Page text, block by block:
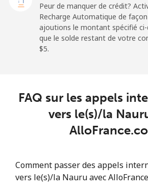
Nicaragua
Ligne fixe ⁦19.5¢⁩ 25
Niger
⁦53.9¢⁩ 9
Nigeria
Peur de manquer de crédit?
Recharge Automatique de
ajoutions le montant spécifié
que le solde restant de votre
⁦$5⁩.
FAQ sur les appels
vers le(s)/la
Comment passer des appels
vers le(s)/la Nauru avec